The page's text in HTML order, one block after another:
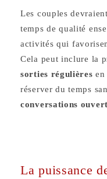
Les couples
temps de qualité
activités qui
Cela peut inclure la
sorties régulières en
réserver du temps
conversations
La puissance